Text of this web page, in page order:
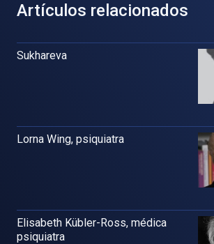
Artículos relacionados
Sukhareva
Lorna Wing, psiquiatra
Elisabeth Kübler-Ross, médica
psiquiatra